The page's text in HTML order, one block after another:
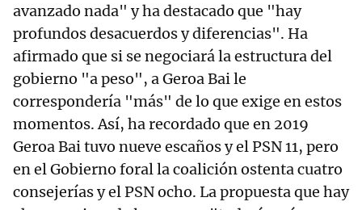
avanzado nada" y ha destacado que "hay
profundos desacuerdos y diferencias". Ha
afirmado que si se negociará la estructura del
gobierno "a peso", a Geroa Bai le
correspondería "más" de lo que exige en estos
momentos. Así, ha recordado que en 2019
Geroa Bai tuvo nueve escaños y el PSN 11, pero
en el Gobierno foral la coalición ostenta cuatro
consejerías y el PSN ocho. La propuesta que hay